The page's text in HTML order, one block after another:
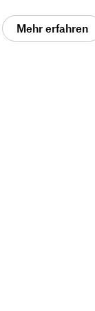
Mehr erfahren